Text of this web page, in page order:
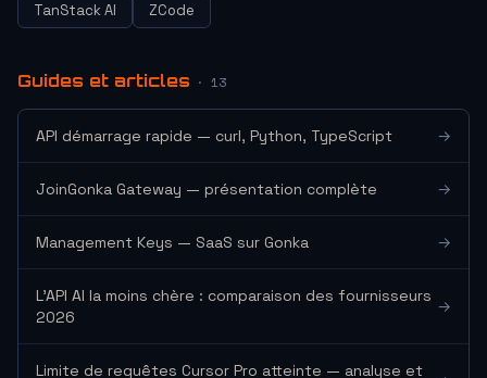
TanStack AI
ZCode
Guides et articles · 13
API démarrage rapide — curl, Python, TypeScript →
JoinGonka Gateway — présentation complète →
Management Keys — SaaS sur Gonka →
L'API AI la moins chère : comparaison des fournisseurs
2026
→
Limite de requêtes Cursor Pro atteinte — analyse et